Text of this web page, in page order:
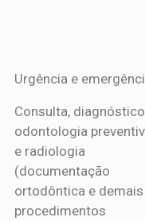
*Procedimentos Amil
Urgência e
Consulta,
odontologia
e radiologia
(documentação
ortodôntica e demais
procedimentos